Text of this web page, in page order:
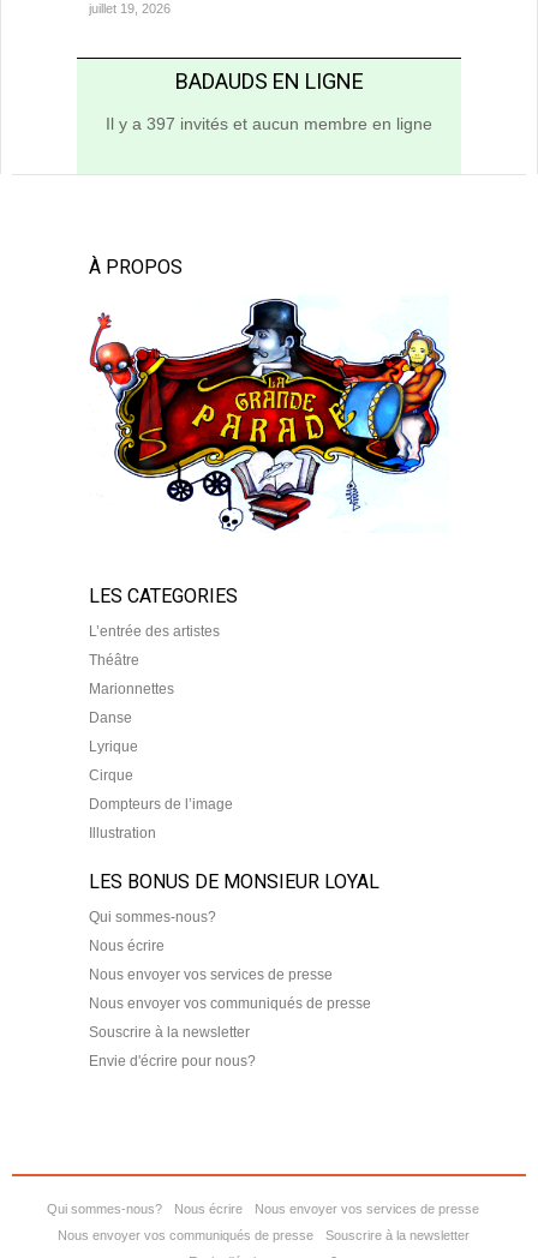
juillet 19, 2026
BADAUDS EN LIGNE
Il y a 397 invités et aucun membre en ligne
À PROPOS
LES CATEGORIES
L’entrée des artistes
Théâtre
Marionnettes
Danse
Lyrique
Cirque
Dompteurs de l’image
Illustration
LES BONUS DE MONSIEUR LOYAL
Qui sommes-nous?
Nous écrire
Nous envoyer vos services de presse
Nous envoyer vos communiqués de presse
Souscrire à la newsletter
Envie d'écrire pour nous?
Qui sommes-nous? Nous écrire
Nous envoyer vos services de presse
Nous envoyer vos communiqués de presse
Souscrire à la newsletter